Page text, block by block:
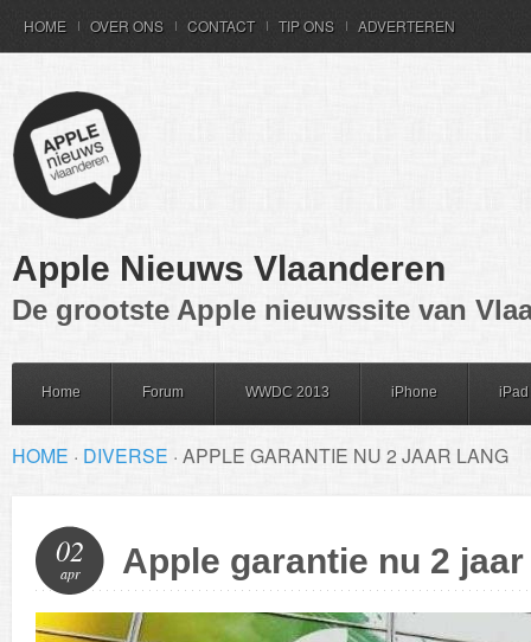
HOME OVER ONS CONTACT TIP ONS ADVERTEREN
Apple Nieuws Vlaanderen
De grootste Apple nieuwssite van
Home Forum WWDC 2013 iPhone iPad
HOME · DIVERSE · APPLE GARANTIE NU 2 JAAR LANG
02
apr Apple garantie nu 2